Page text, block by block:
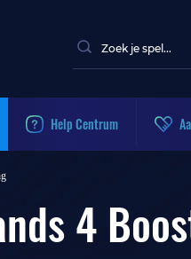
Help Centrum
4